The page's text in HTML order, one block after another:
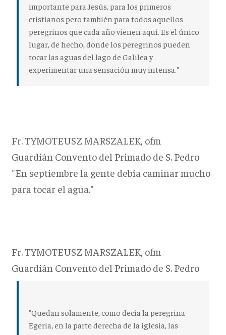
importante para Jesús, para los primeros
cristianos pero también para todos aquellos
peregrinos que cada año vienen aquí. Es el único
lugar, de hecho, donde los peregrinos pueden
tocar las aguas del lago de Galilea y
experimentar una sensación muy intensa."
Fr. TYMOTEUSZ MARSZALEK, ofm
Guardián Convento del Primado de S. Pedro
"En septiembre la gente debía caminar mucho
para tocar el agua."
Fr. TYMOTEUSZ MARSZALEK, ofm
Guardián Convento del Primado de S. Pedro
"Quedan solamente, como decía la peregrina
Egeria, en la parte derecha de la iglesia, las